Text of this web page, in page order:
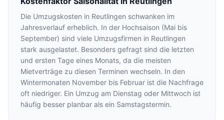
Die Umzugskosten in Reutlingen schwanken im
Jahresverlauf erheblich. In der Hochsaison (Mai bis
September) sind viele Umzugsfirmen in Reutlingen
stark ausgelastet. Besonders gefragt sind die letzten
und ersten Tage eines Monats, da die meisten
Mietverträge zu diesen Terminen wechseln. In den
Wintermonaten November bis Februar ist die Nachfrage
oft niedriger. Ein Umzug am Dienstag oder Mittwoch ist
häufig besser planbar als ein Samstagstermin.